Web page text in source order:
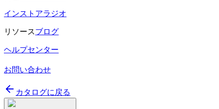
インストアラジオ
リソースブログ
ヘルプセンター
お問い合わせ
カタログに戻る